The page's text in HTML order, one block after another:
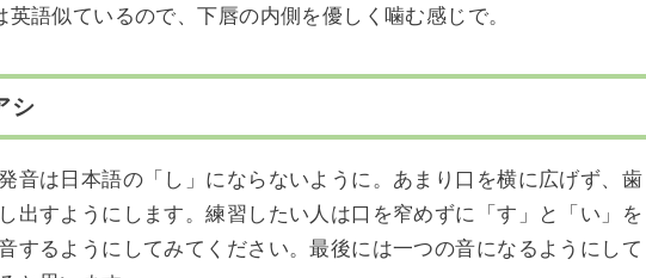
英語似ているので、下唇の内側を優しく噛む感じで。
シ
音は日本語の「し」にならないように。あまり口を横に広げず、歯
出すようにします。練習したい人は口を窄めずに「す」と「い」を
するようにしてみてください。最後には一つの音になるようにして